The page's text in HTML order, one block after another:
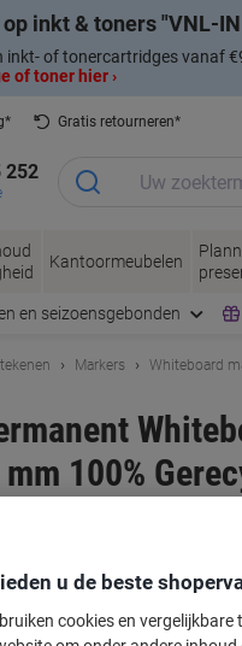
inkt & toners VNL-
inkt- of tonercartridges vanaf
of toner hier ›
Gratis retourneren*
252
Kantoormeubelen
en seizoensgebonden
Markers Whiteboard
100%
u de beste
cookies en